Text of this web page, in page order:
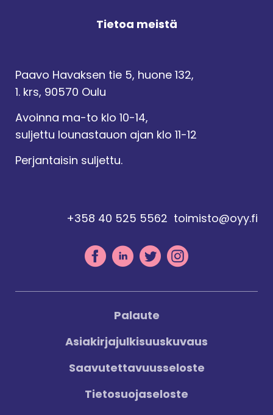
Tietoa meistä
Paavo Havaksen tie 5, huone 132,
1. krs, 90570 Oulu
Avoinna ma-to klo 10-14,
suljettu lounastauon ajan klo 11-12
Perjantaisin suljettu.
+358 40 525 5562 toimisto@oyy.fi
Palaute
Asiakirjajulkisuuskuvaus
Saavutettavuusseloste
Tietosuojaseloste